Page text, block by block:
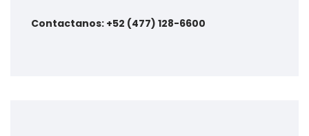
Contactanos: +52 (477) 128-6600